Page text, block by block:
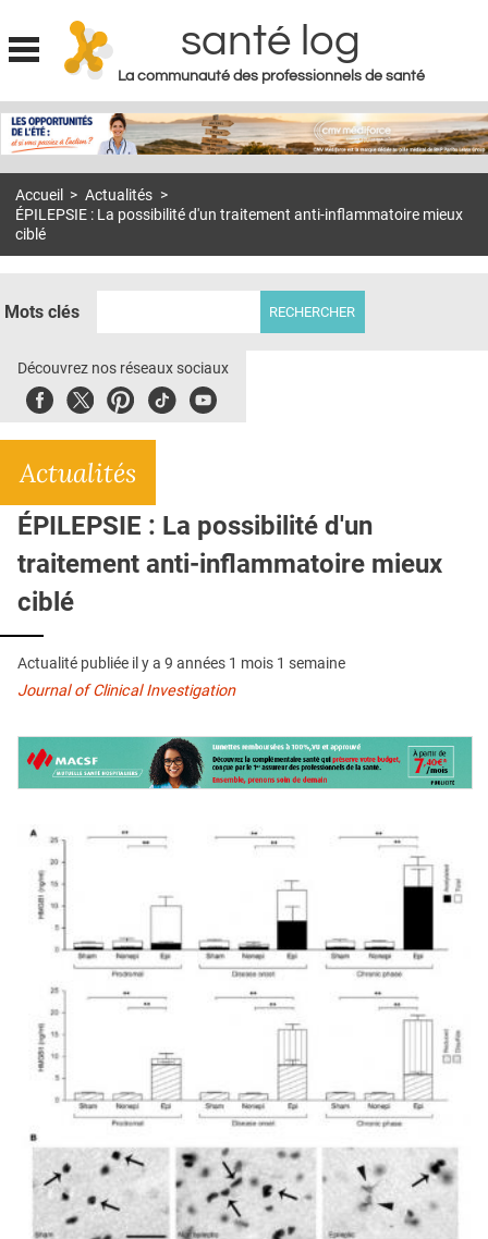
Jump to navigation
santé log
La communauté des professionnels de santé
MON COMPTE
S'ABONNER À LA REVUE SOIN À DOMICILE
E-REVUE SAD
THÉMA
CRÉDITS
Accueil > Actualités >
ÉPILEPSIE : La possibilité d'un traitement anti-inflammatoire mieux
ciblé
Mots clés
Découvrez nos réseaux sociaux
FacebookTwitterPinterest
TiktokYoubute
Actualités
ÉPILEPSIE : La possibilité d'un
traitement anti-inflammatoire mieux
ciblé
Actualité publiée il y a 9 années 1 mois 1 semaine
Journal of Clinical Investigation